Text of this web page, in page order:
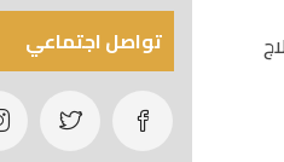
تواصل اجتماعي